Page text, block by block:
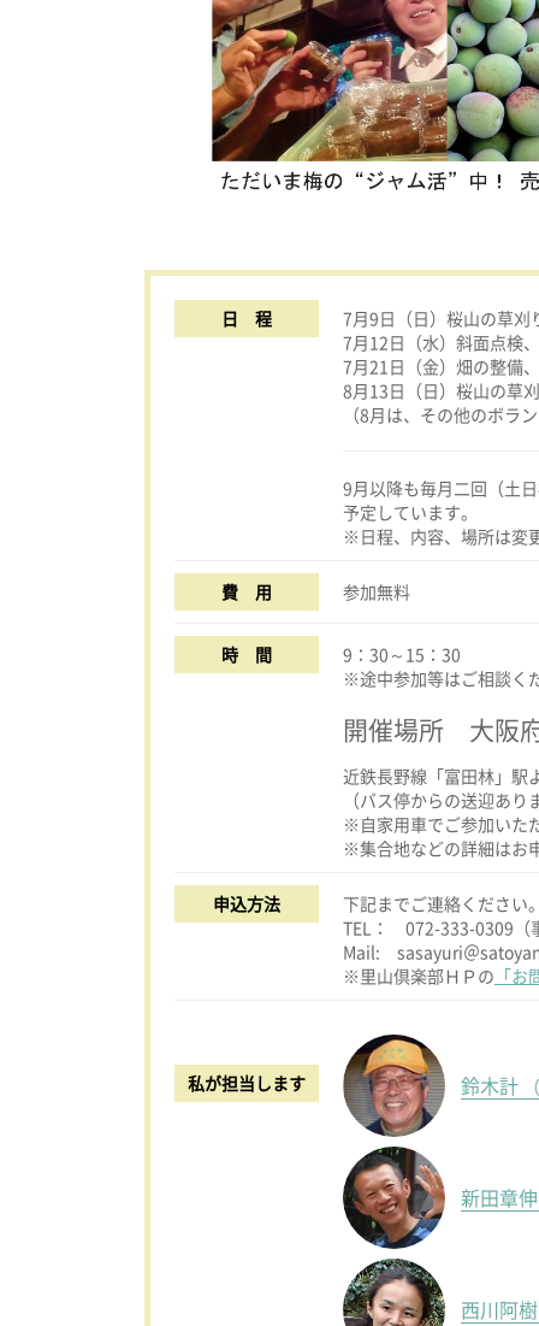
日 程
7月9日（日）桜山の草
7月12日（水）斜面点
7月21日（金）畑の整
8月13日（日）桜山の
（8月は、その他のボラ
9月以降も毎月二回（土
予定しています。
※日程、内容、場所は変
費 用 参加無料
時 間
9：30～15：30
※途中参加等はご相談く
開催場所 大阪
近鉄長野線「富田林」駅
（バス停からの送迎あり
※自家用車でご参加いた
※集合地などの詳細はお
申込方法
下記までご連絡ください
TEL： 072-333-0309（
Mail: sasayuri＠
※里山倶楽部ＨＰの 「
私が担当します 鈴木計
新田章
西川阿